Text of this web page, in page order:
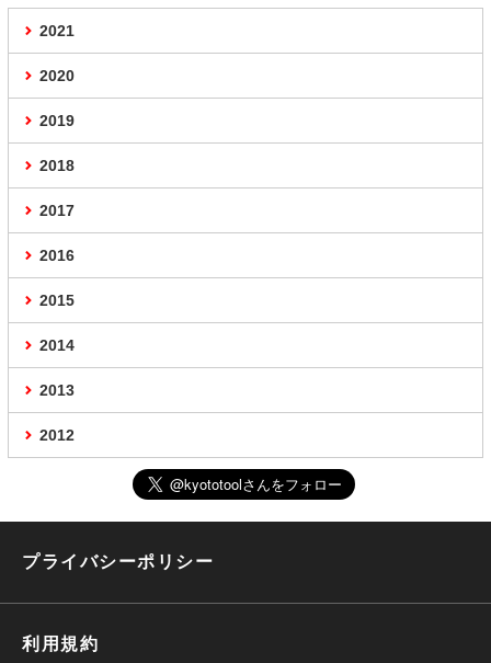
2021
2020
2019
2018
2017
2016
2015
2014
2013
2012
プライバシーポリシー
利用規約